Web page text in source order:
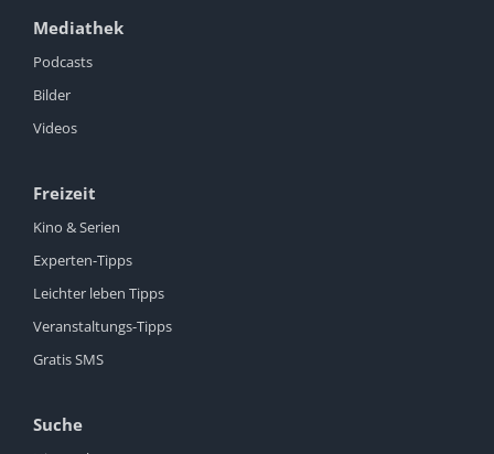
Mediathek
Podcasts
Bilder
Videos
Freizeit
Kino & Serien
Experten-Tipps
Leichter leben Tipps
Veranstaltungs-Tipps
Gratis SMS
Suche